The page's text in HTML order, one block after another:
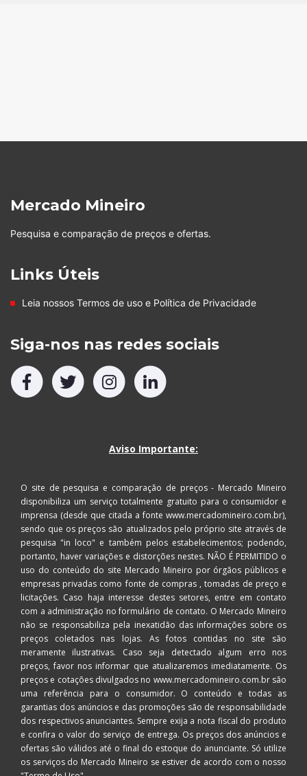
Mercado Mineiro
Pesquisa e comparação de preços e ofertas.
Links Úteis
Leia nossos Termos de uso e Política de Privacidade
Siga-nos nas redes sociais
Aviso Importante:
O site de pesquisa e comparação de preços - Mercado Mineiro
disponibiliza um serviço totalmente gratuito para o consumidor e
imprensa (desde que citada a fonte www.mercadomineiro.com.br),
sendo que os preços são atualizados pelo próprio site através de
pesquisa "in loco" e também pelos estabelecimentos; podendo,
portanto, haver variações e distorções nestes. NÃO É PERMITIDO o
uso do conteúdo do site Mercado Mineiro por órgãos públicos e
empresas privadas como fonte de compras , tomadas de preço e
licitações. Caso haja interesse destes setores, entre em contato
com a administração no formulário de contato. O Mercado Mineiro
não se responsabiliza pela inexatidão das informações sobre os
preços coletados nas lojas. As fotos contidas no site são
meramente ilustrativas. Caso seja detectado algum erro nos
preços, favor nos informar que atualizaremos imediatamente. Os
preços e cotações divulgados no www.mercadomineiro.com.br são
uma referência para o consumidor. O conteúdo e todas as
garantias dos anúncios e das promoções são de responsabilidade
dos respectivos anunciantes. Sempre exija a nota fiscal do produto
e confira o valor do serviço de entrega. Os preços dos anúncios e
ofertas são válidos até o final do estoque do anunciante. Só utilize
os serviços do Mercado Mineiro se estiver de acordo com o nosso